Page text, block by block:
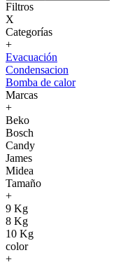
Filtros
X
Categorías
+
Evacuación
Condensacion
Bomba de calor
Marcas
+
Beko
Bosch
Candy
James
Midea
Tamaño
+
9 Kg
8 Kg
10 Kg
color
+